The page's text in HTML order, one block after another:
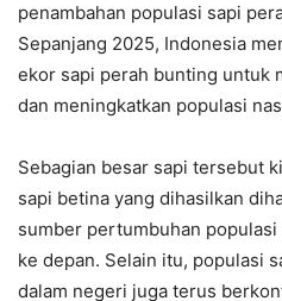
penambahan populasi sapi
Sepanjang 2025, Indonesia
ekor sapi perah bunting untuk
dan meningkatkan populasi
Sebagian besar sapi tersebut
sapi betina yang dihasilkan
sumber pertumbuhan
ke depan. Selain itu, populasi
dalam negeri juga terus